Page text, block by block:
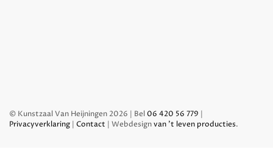
© Kunstzaal Van Heijningen 2026 | Bel 06 420 56 779 |
Privacyverklaring | Contact | Webdesignvan 't leven producties.